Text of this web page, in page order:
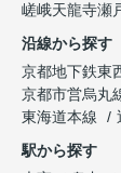
嵯峨天龍寺瀬
沿線から探す
京都地下鉄東
京都市営烏丸
東海道本線
駅から探す